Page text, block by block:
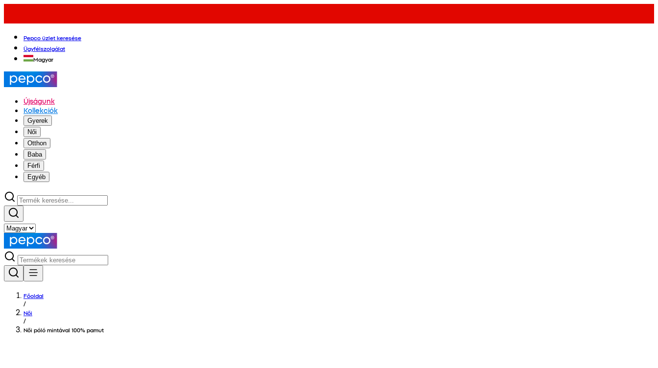
Pepco üzlet keresése
Ügyfélszolgálat
Magyar
Újságunk
Kollekciók
Gyerek
Női
Otthon
Baba
Férfi
Egyéb
Főoldal
/
Női
/
Női póló mintával 100% pamut